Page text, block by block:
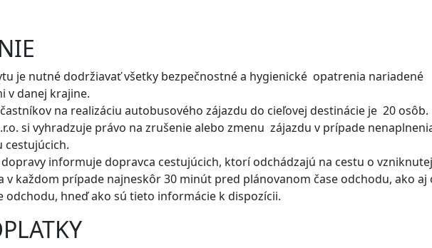
je nutné dodržiavať všetky bezpečnostné a hygienické opatrenia nariadené
v danej krajine.
na realizáciu autobusového zájazdu do cieľovej destinácie je 20 osôb.
s.r.o. si vyhradzuje právo na zrušenie alebo zmenu zájazdu v prípade
cestujúcich.
informuje dopravca cestujúcich, ktorí odchádzajú na cestu o vzniknutej
v každom prípade najneskôr 30 minút pred plánovanom čase odchodu, ako aj
odchodu, hneď ako sú tieto informácie k dispozícii.